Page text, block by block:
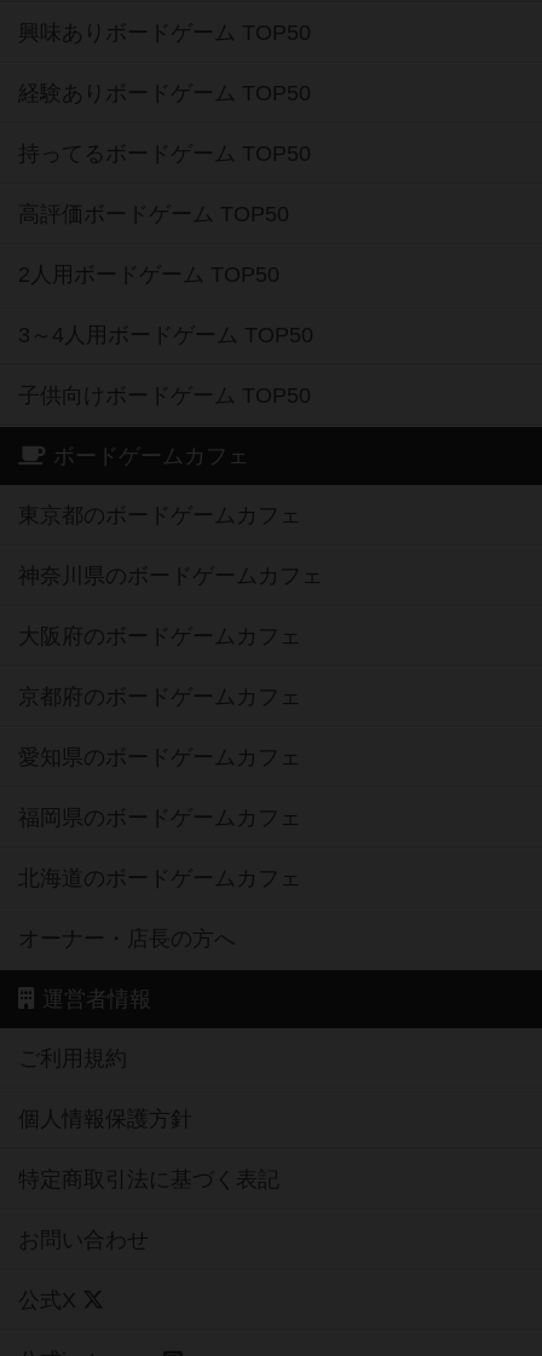
興味ありボードゲーム TOP50
経験ありボードゲーム TOP50
持ってるボードゲーム TOP50
高評価ボードゲーム TOP50
2人用ボードゲーム TOP50
3～4人用ボードゲーム TOP50
子供向けボードゲーム TOP50
ボードゲームカフェ
東京都のボードゲームカフェ
神奈川県のボードゲームカフェ
大阪府のボードゲームカフェ
京都府のボードゲームカフェ
愛知県のボードゲームカフェ
福岡県のボードゲームカフェ
北海道のボードゲームカフェ
オーナー・店長の方へ
運営者情報
ご利用規約
個人情報保護方針
特定商取引法に基づく表記
お問い合わせ
公式X